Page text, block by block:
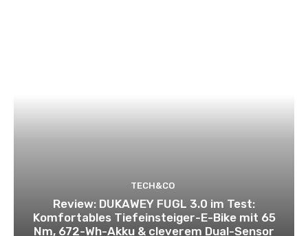
TECH&CO
Review: DUKAWEY FUGL 3.0 im Test:
Komfortables Tiefeinsteiger-E-Bike mit 65
Nm, 672-Wh-Akku & cleverem Dual-Sensor